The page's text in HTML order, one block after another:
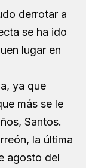
derrotar a
se ha ido
lugar en
ya que
más se le
Santos.
la última
agosto del